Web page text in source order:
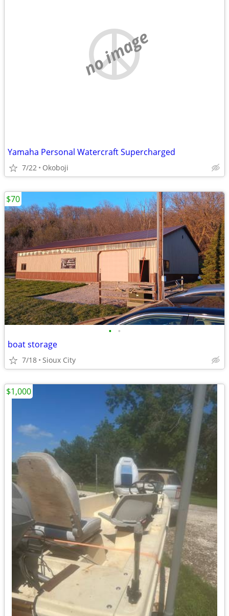
no image
Yamaha Personal Watercraft Supercharged
7/22 Okoboji
• •
boat storage
7/18 Sioux City
$70
$1,000